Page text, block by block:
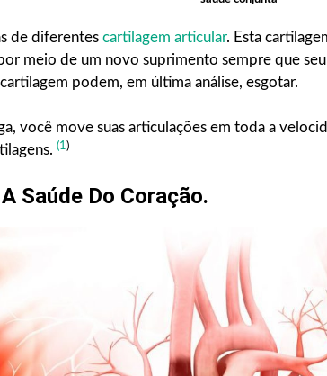
de diferentes cartilagem articular. Esta
meio de um novo suprimento sempre que
podem, em última análise, esgotar.
você move suas articulações em toda a
(1 )
Saúde Do Coração.